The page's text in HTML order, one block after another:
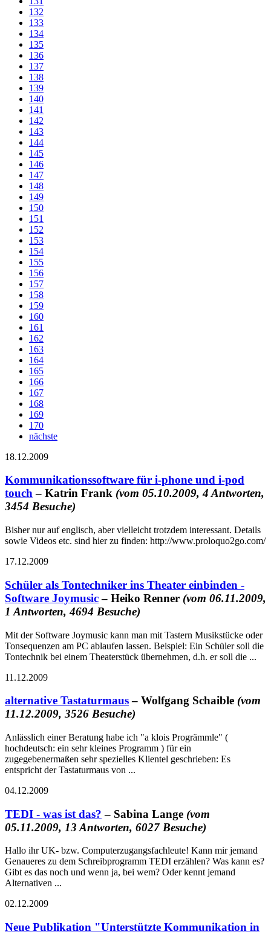
132
133
134
135
136
137
138
139
140
141
142
143
144
145
146
147
148
149
150
151
152
153
154
155
156
157
158
159
160
161
162
163
164
165
166
167
168
169
170
nächste
18.12.2009
Kommunikationssoftware für i-phone und i-pod
touch– Katrin Frank (vom 05.10.2009, 4 Antworten,
3454 Besuche)
Bisher nur auf englisch, aber vielleicht trotzdem interessant. Details
sowie Videos etc. sind hier zu finden: http://www.proloquo2go.com/
17.12.2009
Schüler als Tontechniker ins Theater einbinden -
Software Joymusic– Heiko Renner (vom 06.11.2009,
1 Antworten, 4694 Besuche)
Mit der Software Joymusic kann man mit Tastern Musikstücke oder
Tonsequenzen am PC ablaufen lassen. Beispiel: Ein Schüler soll die
Tontechnik bei einem Theaterstück übernehmen, d.h. er soll die ...
11.12.2009
alternative Tastaturmaus– Wolfgang Schaible (vom
11.12.2009, 3526 Besuche)
Anlässlich einer Beratung habe ich "a klois Progrämmle" (
hochdeutsch: ein sehr kleines Programm ) für ein
zugegebenermaßen sehr spezielles Klientel geschrieben: Es
entspricht der Tastaturmaus von ...
04.12.2009
TEDI - was ist das? – Sabina Lange (vom
05.11.2009, 13 Antworten, 6027 Besuche)
Hallo ihr UK- bzw. Computerzugangsfachleute! Kann mir jemand
Genaueres zu dem Schreibprogramm TEDI erzählen? Was kann es?
Gibt es das noch und wenn ja, bei wem? Oder kennt jemand
Alternativen ...
02.12.2009
Neue Publikation "Unterstützte Kommunikation in